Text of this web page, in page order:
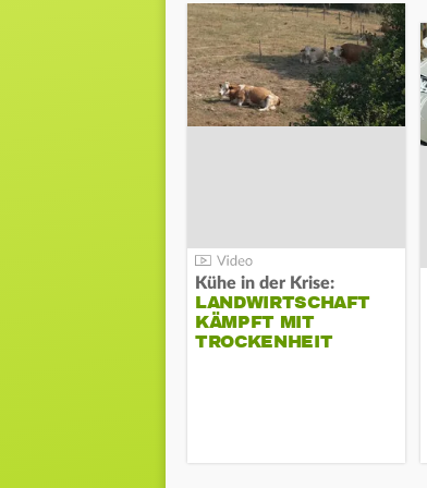
Kühe in der Krise:
LANDWIRTSCHAFT
KÄMPFT MIT
TROCKENHEIT